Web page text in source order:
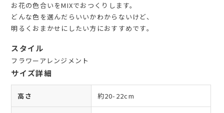
お花の色合いをMIXでおつくりします。
どんな色を選んだらいいかわからないけど、
明るくおまかせにしたい方におすすめです。
スタイル
フラワーアレンジメント
サイズ詳細
高さ 約20-22cm